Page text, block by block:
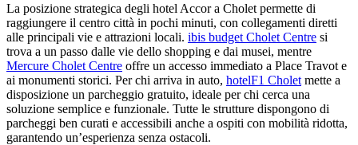
La posizione strategica degli hotel Accor a Cholet permette di
raggiungere il centro città in pochi minuti, con collegamenti diretti
alle principali vie e attrazioni locali. ibis budget Cholet Centre si
trova a un passo dalle vie dello shopping e dai musei, mentre
Mercure Cholet Centre offre un accesso immediato a Place Travot e
ai monumenti storici. Per chi arriva in auto, hotelF1 Cholet mette a
disposizione un parcheggio gratuito, ideale per chi cerca una
soluzione semplice e funzionale. Tutte le strutture dispongono di
parcheggi ben curati e accessibili anche a ospiti con mobilità ridotta,
garantendo un’esperienza senza ostacoli.